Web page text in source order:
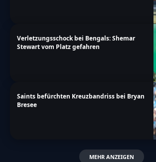
Verletzungsschock bei Bengals: Shemar
Stewart vom Platz gefahren
Saints befürchten Kreuzbandriss bei Bryan
Bresee
MEHR ANZEIGEN